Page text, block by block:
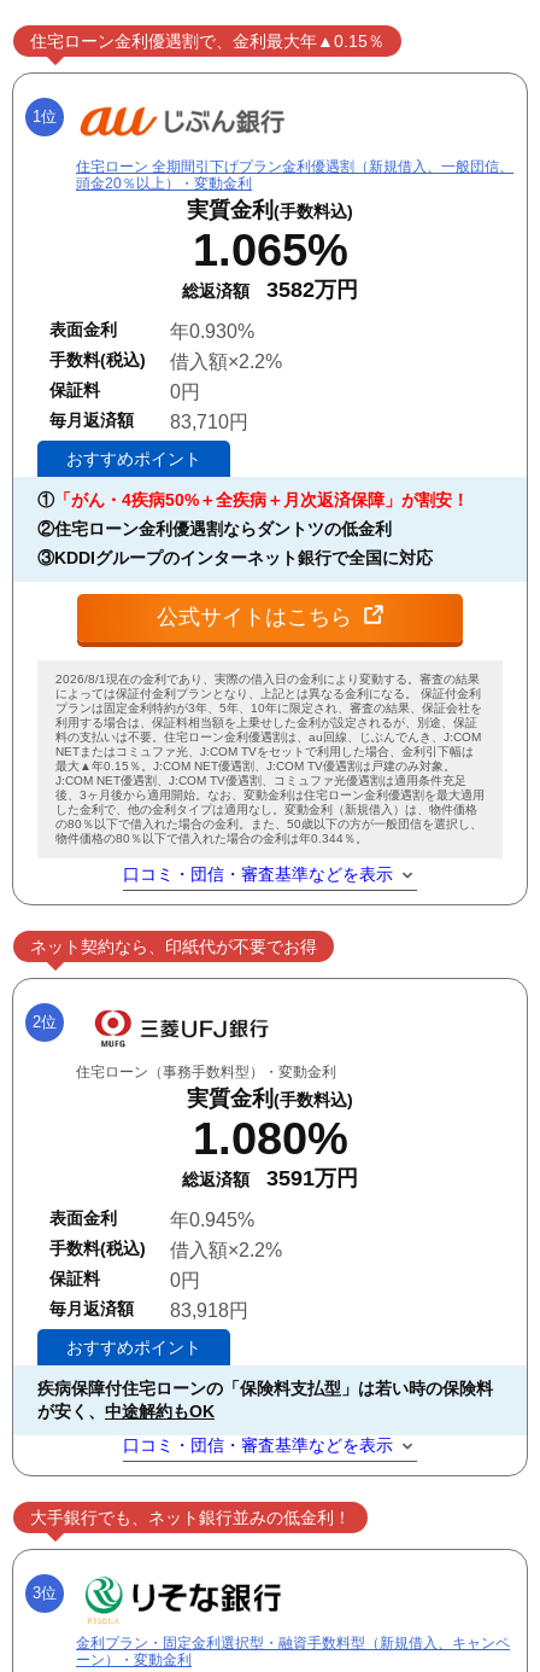
住宅ローン金利優遇割で、金利最大年▲0.15％
1位
住宅ローン 全期間引下げプラン金利優遇割（新規借入、一般団信、
頭金20％以上）・変動金利
実質金利 (手数料込)
1.065%
総返済額 3582万円
表面金利 年0.930%
手数料(税込) 借入額×2.2%
保証料 0円
毎月返済額 83,710円
おすすめポイント
①「がん・4疾病50%＋全疾病＋月次返済保障」が割安！
②住宅ローン金利優遇割ならダントツの低金利
③KDDIグループのインターネット銀行で全国に対応
公式サイトはこちら
2026/8/1現在の金利であり、実際の借入日の金利により変動する。審査の結果
によっては保証付金利プランとなり、上記とは異なる金利になる。 保証付金利
プランは固定金利特約が3年、5年、10年に限定され、審査の結果、保証会社を
利用する場合は、保証料相当額を上乗せした金利が設定されるが、別途、保証
料の支払いは不要。住宅ローン金利優遇割は、au回線、じぶんでんき、J:COM
NETまたはコミュファ光、J:COM TVをセットで利用した場合、金利引下幅は
最大▲年0.15％。J:COM NET優遇割、J:COM TV優遇割は戸建のみ対象。
J:COM NET優遇割、J:COM TV優遇割、コミュファ光優遇割は適用条件充足
後、3ヶ月後から適用開始。なお、変動金利は住宅ローン金利優遇割を最大適用
した金利で、他の金利タイプは適用なし。変動金利（新規借入）は、物件価格
の80％以下で借入れた場合の金利。また、50歳以下の方が一般団信を選択し、
物件価格の80％以下で借入れた場合の金利は年0.344％。
口コミ・団信・審査基準などを表示
ネット契約なら、印紙代が不要でお得
2位
住宅ローン（事務手数料型）・変動金利
実質金利 (手数料込)
1.080%
総返済額 3591万円
表面金利 年0.945%
手数料(税込) 借入額×2.2%
保証料 0円
毎月返済額 83,918円
おすすめポイント
疾病保障付住宅ローンの「保険料支払型」は若い時の保険料
が安く、 中途解約もOK
口コミ・団信・審査基準などを表示
大手銀行でも、ネット銀行並みの低金利！
3位
金利プラン・固定金利選択型・融資手数料型（新規借入、キャンペ
ーン）・変動金利